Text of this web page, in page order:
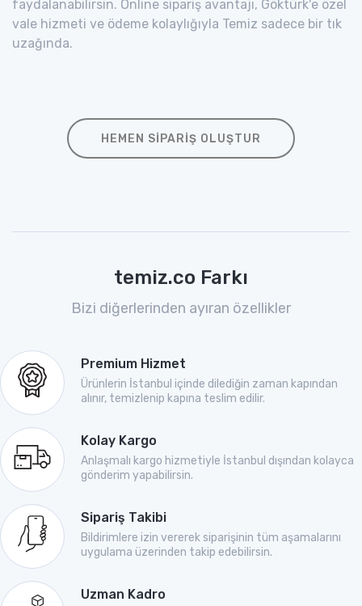
faydalanabilirsin. Online sipariş avantajı, Göktürk'e özel
vale hizmeti ve ödeme kolaylığıyla Temiz sadece bir tık
uzağında.
HEMEN SIPARIŞ OLUŞTUR
temiz.co Farkı
Bizi diğerlerinden ayıran özellikler
Premium Hizmet
Ürünlerin İstanbul içinde dilediğin zaman kapından
alınır, temizlenip kapına teslim edilir.
Kolay Kargo
Anlaşmalı kargo hizmetiyle İstanbul dışından kolayca
gönderim yapabilirsin.
Sipariş Takibi
Bildirimlere izin vererek siparişinin tüm aşamalarını
uygulama üzerinden takip edebilirsin.
Uzman Kadro